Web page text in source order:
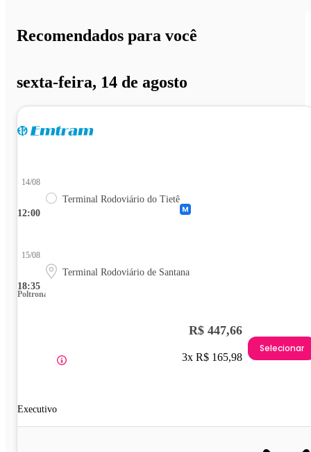
Recomendados para você
sexta-feira, 14 de agosto
12:00
14/08
Terminal Rodoviário do Tietê
18:35
15/08
Terminal Rodoviário de Santana
Poltrona
Executivo
R$ 447,66
3x R$ 165,98
Selecionar